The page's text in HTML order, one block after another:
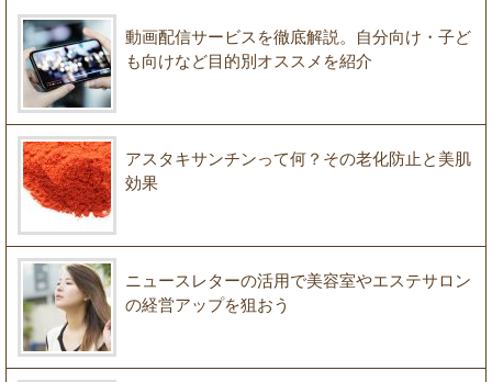
動画配信サービスを徹底解説。自分向け・子ど
も向けなど目的別オススメを紹介
アスタキサンチンって何？その老化防止と美肌
効果
ニュースレターの活用で美容室やエステサロン
の経営アップを狙おう